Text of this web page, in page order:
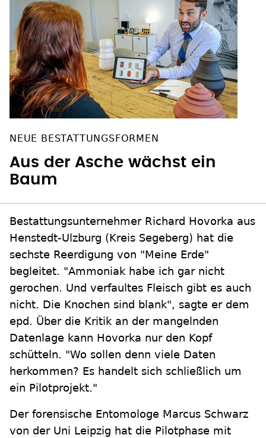
NEUE BESTATTUNGSFORMEN
Aus der Asche wächst ein
Baum
Bestattungsunternehmer Richard Hovorka aus
Henstedt-Ulzburg (Kreis Segeberg) hat die
sechste Reerdigung von "Meine Erde"
begleitet. "Ammoniak habe ich gar nicht
gerochen. Und verfaultes Fleisch gibt es auch
nicht. Die Knochen sind blank", sagte er dem
epd. Über die Kritik an der mangelnden
Datenlage kann Hovorka nur den Kopf
schütteln. "Wo sollen denn viele Daten
herkommen? Es handelt sich schließlich um
ein Pilotprojekt."
Der forensische Entomologe Marcus Schwarz
von der Uni Leipzig hat die Pilotphase mit